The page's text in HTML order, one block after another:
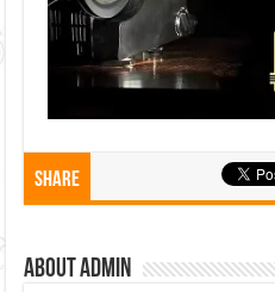
Share
About admin